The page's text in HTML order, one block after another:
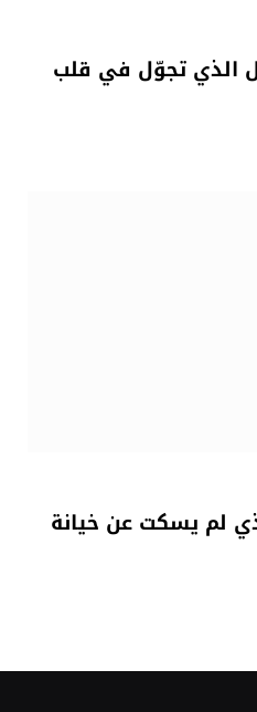
الذي تجوّل في قلب
لم يسكت عن خيانة